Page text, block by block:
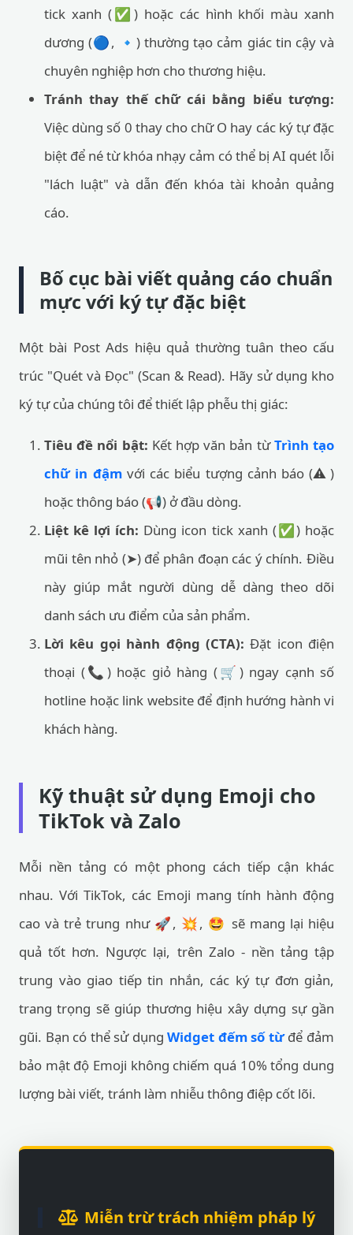
tick xanh (✅) hoặc các hình khối màu xanh
dương (🔵, 🔹) thường tạo cảm giác tin cậy và
chuyên nghiệp hơn cho thương hiệu.
Tránh thay thế chữ cái bằng biểu tượng:
Việc dùng số 0 thay cho chữ O hay các ký tự đặc
biệt để né từ khóa nhạy cảm có thể bị AI quét lỗi
"lách luật" và dẫn đến khóa tài khoản quảng
cáo.
Bố cục bài viết quảng cáo chuẩn
mực với ký tự đặc biệt
Một bài Post Ads hiệu quả thường tuân theo cấu
trúc "Quét và Đọc" (Scan & Read). Hãy sử dụng kho
ký tự của chúng tôi để thiết lập phễu thị giác:
Tiêu đề nổi bật: Kết hợp văn bản từTrình tạo
chữ in đậmvới các biểu tượng cảnh báo (⚠️)
hoặc thông báo (📢) ở đầu dòng.
Liệt kê lợi ích: Dùng icon tick xanh (✅) hoặc
mũi tên nhỏ (➤) để phân đoạn các ý chính. Điều
này giúp mắt người dùng dễ dàng theo dõi
danh sách ưu điểm của sản phẩm.
Lời kêu gọi hành động (CTA): Đặt icon điện
thoại (📞) hoặc giỏ hàng (🛒) ngay cạnh số
hotline hoặc link website để định hướng hành vi
khách hàng.
Kỹ thuật sử dụng Emoji cho
TikTok và Zalo
Mỗi nền tảng có một phong cách tiếp cận khác
nhau. Với TikTok, các Emoji mang tính hành động
cao và trẻ trung như 🚀, 💥, 🤩 sẽ mang lại hiệu
quả tốt hơn. Ngược lại, trên Zalo - nền tảng tập
trung vào giao tiếp tin nhắn, các ký tự đơn giản,
trang trọng sẽ giúp thương hiệu xây dựng sự gần
gũi. Bạn có thể sử dụngWidget đếm số từđể đảm
bảo mật độ Emoji không chiếm quá 10% tổng dung
lượng bài viết, tránh làm nhiễu thông điệp cốt lõi.
Miễn trừ trách nhiệm pháp lý